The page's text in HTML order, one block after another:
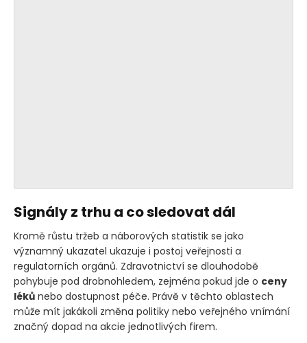
Signály z trhu a co sledovat dál
Kromě růstu tržeb a náborových statistik se jako
významný ukazatel ukazuje i postoj veřejnosti a
regulatorních orgánů. Zdravotnictví se dlouhodobě
pohybuje pod drobnohledem, zejména pokud jde o ceny
léků nebo dostupnost péče. Právě v těchto oblastech
může mít jakákoli změna politiky nebo veřejného vnímání
značný dopad na akcie jednotlivých firem.